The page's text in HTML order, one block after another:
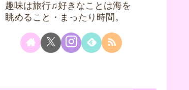
趣味は旅行♫好きなことは海を
眺めること・まったり時間。